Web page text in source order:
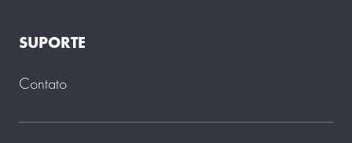
SUPORTE
Contato